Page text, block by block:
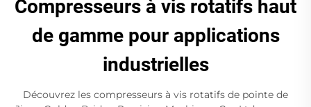
Compresseurs à vis rotatifs haut
de gamme pour applications
industrielles
Découvrez les compresseurs à vis rotatifs de pointe de